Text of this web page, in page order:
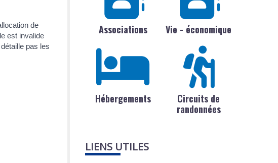
de
est invalide
pas les
Associations Vie - économique
Hébergements
Circuits de
randonnées
LIENS UTILES